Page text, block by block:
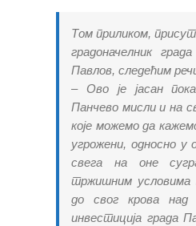
Том приликом,
градоначелник
Павлов, следећим
– Ово је јасан
Панчево мисли и на
које можемо да
угрожени, односно у
свега на оне
тржишним условима
до свог крова над
инвестиција града